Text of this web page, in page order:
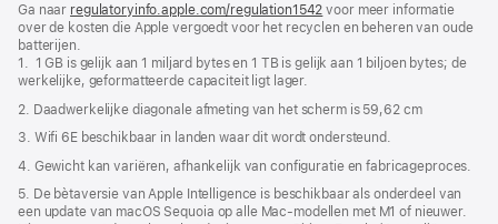
Ga naar regulatoryinfo.apple.com/regulation1542 (wordt
in
venster
voor meer informatie
over de kosten die Apple vergoedt voor het recyclen en beheren van oude
batterijen.
1. 1 GB is gelijk aan 1 miljard bytes en 1 TB is gelijk aan 1 biljoen bytes; de
werkelijke, geformatteerde capaciteit ligt lager.
2. Daadwerkelijke diagonale afmeting van het scherm is 59,62 cm
3. Wifi 6E beschikbaar in landen waar dit wordt ondersteund.
4. Gewicht kan variëren, afhankelijk van configuratie en fabricageproces.
5. De bètaversie van Apple Intelligence is beschikbaar als onderdeel van
een update van macOS Sequoia op alle Mac-modellen met M1 of nieuwer.